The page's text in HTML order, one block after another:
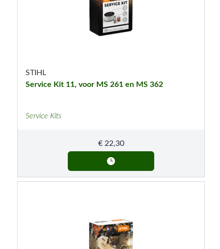
STIHL
Service Kit 11, voor MS 261 en MS 362
Service Kits
€22,30